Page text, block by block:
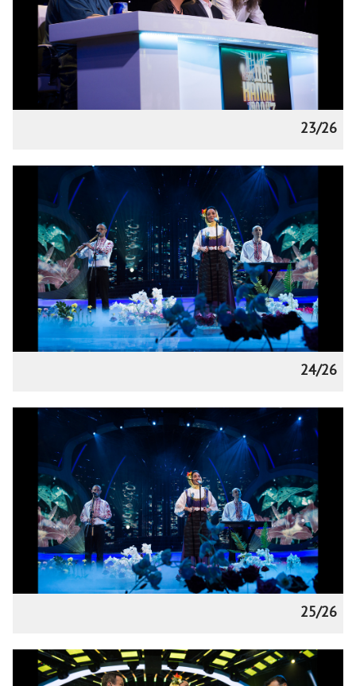
23/26
24/26
25/26